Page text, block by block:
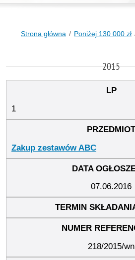
Strona główna Poniżej 130 000 zł
2015
1
Zakup zestawów ABC
07.06.2016
218/2015/wn